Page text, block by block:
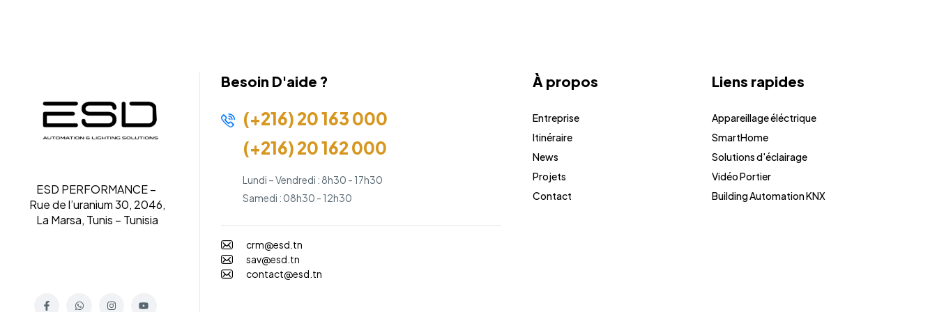
ESD PERFORMANCE –
Rue de l’uranium 30, 2046,
La Marsa, Tunis – Tunisia
Besoin D'aide ?
(+216) 20 163 000
(+216) 20 162 000
Lundi – Vendredi : 8h30 - 17h30
Samedi : 08h30 - 12h30
crm@esd.tn
sav@esd.tn
contact@esd.tn
À propos
Entreprise
Itinéraire
News
Projets
Contact
Liens rapides
Appareillage éléctrique
SmartHome
Solutions d'éclairage
Vidéo Portier
Building Automation KNX